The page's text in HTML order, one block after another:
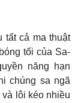
tất cả ma thuật
tối của Sa-
năng hạn
chúng sa ngã
lôi kéo nhiều